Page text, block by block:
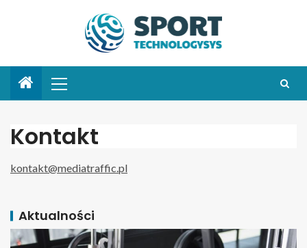
Kontakt
kontakt@mediatraffic.pl
Aktualności